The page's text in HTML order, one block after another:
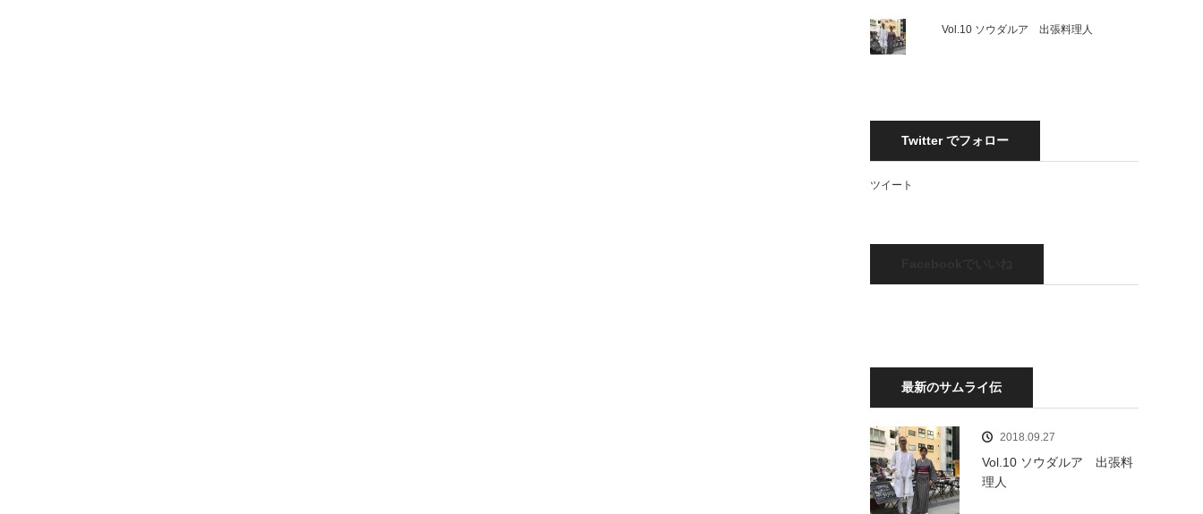
Vol.10 ソウダルア 出張料理人
Twitter でフォロー
ツイート
最新のサムライ伝
2018.09.27
Vol.10 ソウダルア 出張料
理人